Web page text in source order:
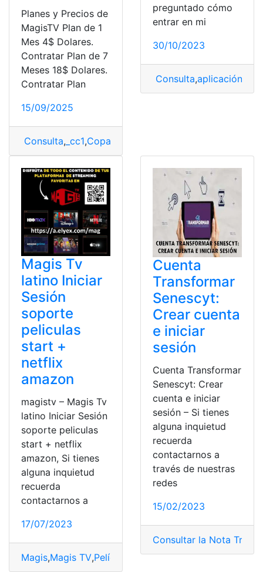
Planes y Precios de
MagisTV Plan de 1
Mes 4$ Dolares.
Contratar Plan de 7
Meses 18$ Dolares.
Contratar Plan
15/09/2025
Consulta, _cc1,Copa América
preguntado cómo
entrar en mi
30/10/2023
Consulta,aplicación
Magis Tv
latino Iniciar
Sesión
soporte
peliculas
start +
netflix
amazon
magistv – Magis Tv
latino Iniciar Sesión
soporte peliculas
start + netflix
amazon, Si tienes
alguna inquietud
recuerda
contactarnos a
17/07/2023
Magis,Magis TV,Películas Películas y series,Soporte,
Cuenta
Transformar
Senescyt:
Crear cuenta
e iniciar
sesión
Cuenta Transformar
Senescyt: Crear
cuenta e iniciar
sesión – Si tienes
alguna inquietud
recuerda
contactarnos a
través de nuestras
redes
15/02/2023
Consultar la Nota